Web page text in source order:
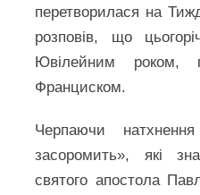
перетворилася на
розповів, що
Ювілейним роком,
Франциском.
Черпаючи
засоромить», які
святого апостола